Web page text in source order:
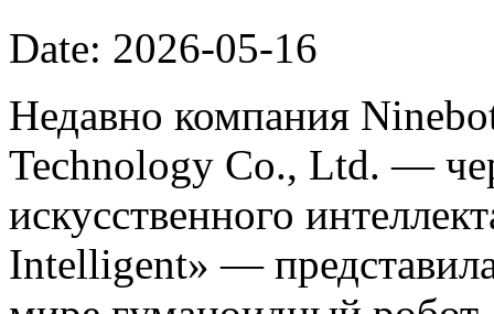
Date: 2026-05-16
Недавно компания
Technology Co., Ltd. —
искусственного
Intelligent» —